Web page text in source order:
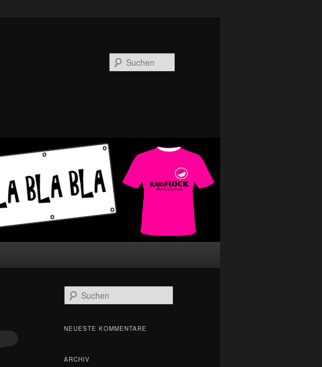
u
h
NEUESTE KOMMENTARE
ARCHIV